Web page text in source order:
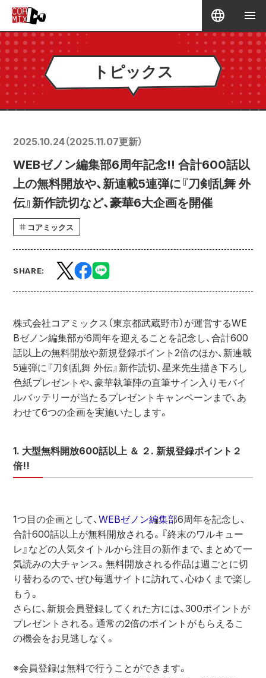
トピックス
2025.10.24（2025.11.07更新）
WEBゼノン編集部6周年記念!! 合計600話以
上の無料開放や、新連載5連弾に『刀剣乱舞 外
伝』新作読切など、豪華6大企画を開催
コアミックス
SHARE:
株式会社コアミックス（東京都武蔵野市）が運営するWE
Bゼノン編集部が6周年を迎えることを記念し、合計600
話以上の無料開放や新規登録ポイント2倍のほか、新連載
5連弾に『刀剣乱舞 外伝』新作読切、星来先生描き下ろし
色紙プレゼントや、豪華執筆陣の直筆サイン入りモバイ
ルバッテリーが当たるプレゼントキャンペーンまで、あ
わせて6つの企画を実施いたします。
1. 大型無料開放600話以上 ＆ ２. 新規登録ポイント２
倍!!
1つ目の企画として、 WEBゼノン編集部6周年を記念し、
合計600話以上が無料開放される。『終末のワルキュー
レ』などの人気タイトルから注目の新作まで、まとめて一
気読みの大チャンス。無料開放される作品は週ごとに切
り替わるので、ぜひ毎週サイトに訪れて、心ゆくまで楽し
もう。
さらに、新規会員登録してくれた方には、300ポイントが
プレゼントされる。通常の2倍のポイントがもらえるこ
の機会をお見逃しなく。
※会員登録は無料で行うことができます。